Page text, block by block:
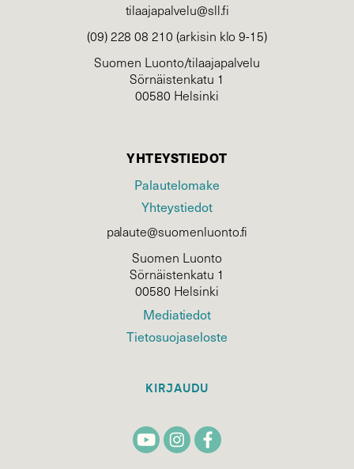
tilaajapalvelu@sll.fi
(09) 228 08 210 (arkisin klo 9-15)
Suomen Luonto/tilaajapalvelu
Sörnäistenkatu 1
00580 Helsinki
YHTEYSTIEDOT
Palautelomake
Yhteystiedot
palaute@suomenluonto.fi
Suomen Luonto
Sörnäistenkatu 1
00580 Helsinki
Mediatiedot
Tietosuojaseloste
KIRJAUDU